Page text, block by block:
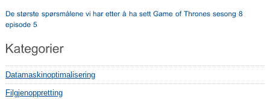
Datamaskinoptimalisering
Filgjenoppretting